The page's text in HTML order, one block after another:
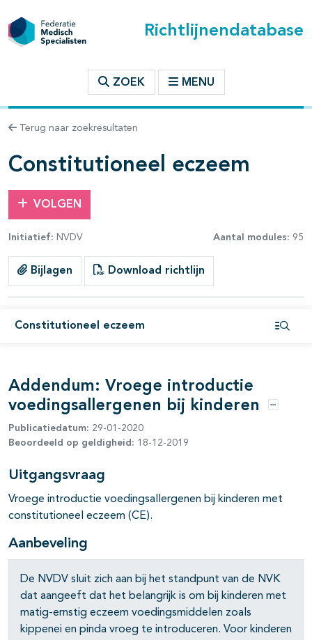
Richtlijnendatabase
ZOEK MENU
Terug naar zoekresultaten
Constitutioneel eczeem
VOLGEN
Initiatief: NVDV Aantal modules: 95
Bijlagen Download richtlijn
Constitutioneel eczeem
binnen deze richtlijn
open- en dichtklappen
open- en dichtklappen
open- en dichtklappen
open- en dichtklappen
open- en dichtklappen
Addendum: Vroege introductie
voedingsallergenen bij kinderen
Opties
Publicatiedatum: 29-01-2020
Beoordeeld op geldigheid: 18-12-2019
Uitgangsvraag
Vroege introductie voedingsallergenen bij kinderen met
constitutioneel eczeem (CE).
Aanbeveling
De NVDV sluit zich aan bij het standpunt van de NVK
dat aangeeft dat het belangrijk is om bij kinderen met
matig-ernstig eczeem voedingsmiddelen zoals
kippenei en pinda vroeg te introduceren. Voor kinderen